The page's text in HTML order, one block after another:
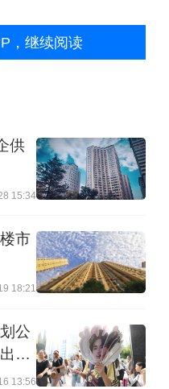
，继续阅读
供
15:34
市
18:21
公
赶
13:56